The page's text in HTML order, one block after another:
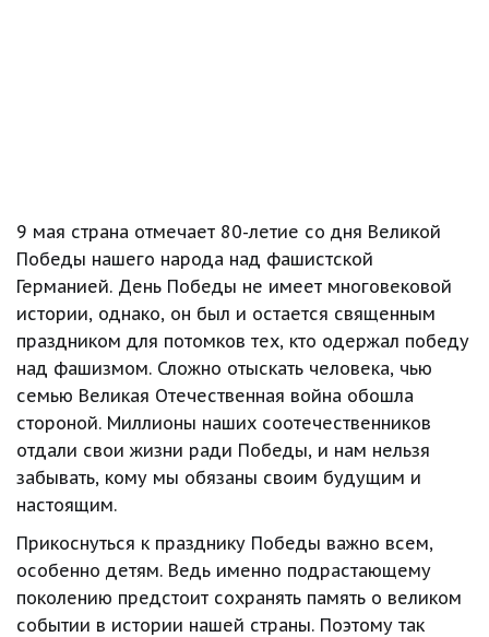
9 мая страна отмечает 80-летие со дня Великой
Победы нашего народа над фашистской
Германией. День Победы не имеет многовековой
истории, однако, он был и остается священным
праздником для потомков тех, кто одержал победу
над фашизмом. Сложно отыскать человека, чью
семью Великая Отечественная война обошла
стороной. Миллионы наших соотечественников
отдали свои жизни ради Победы, и нам нельзя
забывать, кому мы обязаны своим будущим и
настоящим.
Прикоснуться к празднику Победы важно всем,
особенно детям. Ведь именно подрастающему
поколению предстоит сохранять память о великом
событии в истории нашей страны. Поэтому так